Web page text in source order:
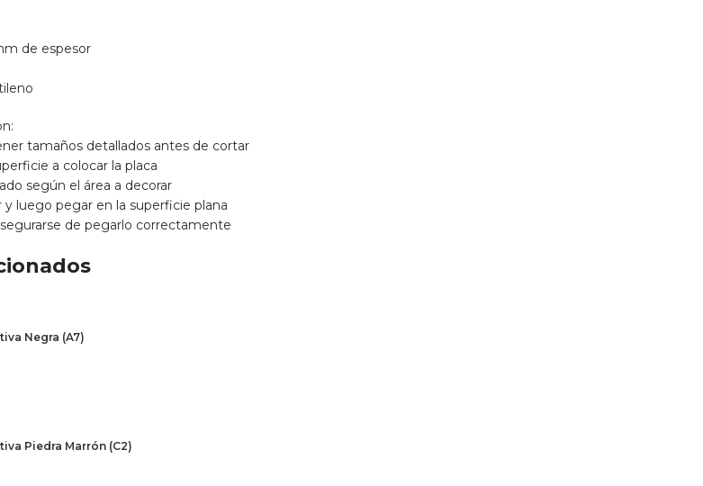
de espesor
tamaños detallados antes de cortar
a colocar la placa
según el área a decorar
luego pegar en la superficie plana
de pegarlo correctamente
Negra (A7)
Piedra Marrón (C2)